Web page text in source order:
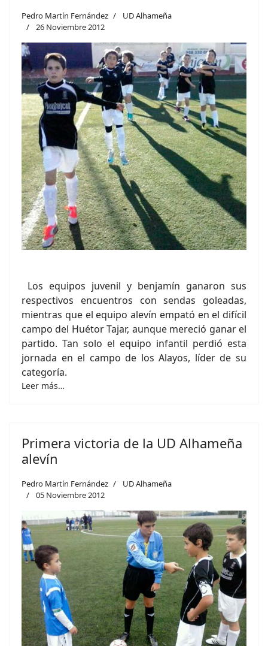
Pedro Martín Fernández
UD Alhameña
26 Noviembre 2012
Los equipos juvenil y benjamín ganaron sus
respectivos encuentros con sendas goleadas,
mientras que el equipo alevín empató en el difícil
campo del Huétor Tajar, aunque mereció ganar el
partido. Tan solo el equipo infantil perdió esta
jornada en el campo de los Alayos, líder de su
categoría.
Leer más…
Primera victoria de la UD Alhameña
alevín
Pedro Martín Fernández
UD Alhameña
05 Noviembre 2012